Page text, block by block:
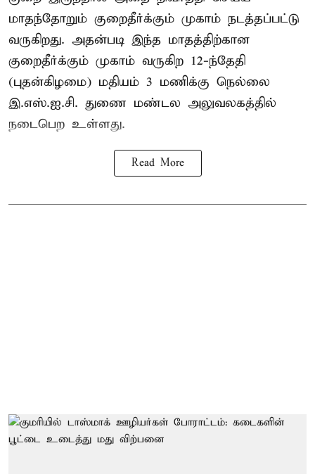
மாதந்தோறும் குறைதீர்க்கும் முகாம் நடத்தப்பட்டு
வருகிறது. அதன்படி இந்த மாதத்திற்கான
குறைதீர்க்கும் முகாம் வருகிற 12-ந்தேதி
(புதன்கிழமை) மதியம் 3 மணிக்கு நெல்லை
இ.எஸ்.ஐ.சி. துணை மண்டல அலுவலகத்தில்
நடைபெற உள்ளது.
Read More